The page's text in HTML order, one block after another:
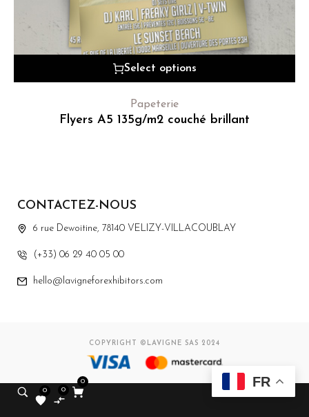
Select options
Papeterie
Flyers A5 135g/m2 couché brillant
CONTACTEZ-NOUS
6 rue Dewoitine, 78140 VELIZY-VILLACOUBLAY
(+33) 06 29 40 05 00
hello@lavigneforexhibitors.com
COPYRIGHT ©LAVIGNE SAS 2024
0 0
0 FR